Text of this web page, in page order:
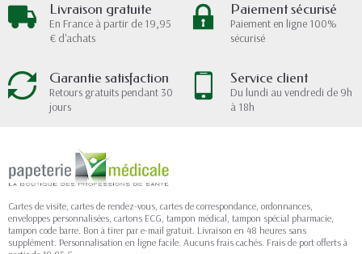
Livraison gratuite
En France à partir de 19,95
€ d'achats
Paiement sécurisé
Paiement en ligne 100%
sécurisé
Garantie satisfaction
Retours gratuits pendant 30
jours
Service client
Du lundi au vendredi de 9h
à 18h
Cartes de visite, cartes de rendez-vous, cartes de correspondance, ordonnances,
enveloppes personnalisées, cartons ECG, tampon médical, tampon spécial pharmacie,
tampon code barre. Bon à tirer par e-mail gratuit. Livraison en 48 heures sans
supplément. Personnalisation en ligne facile. Aucuns frais cachés. Frais de port offerts à